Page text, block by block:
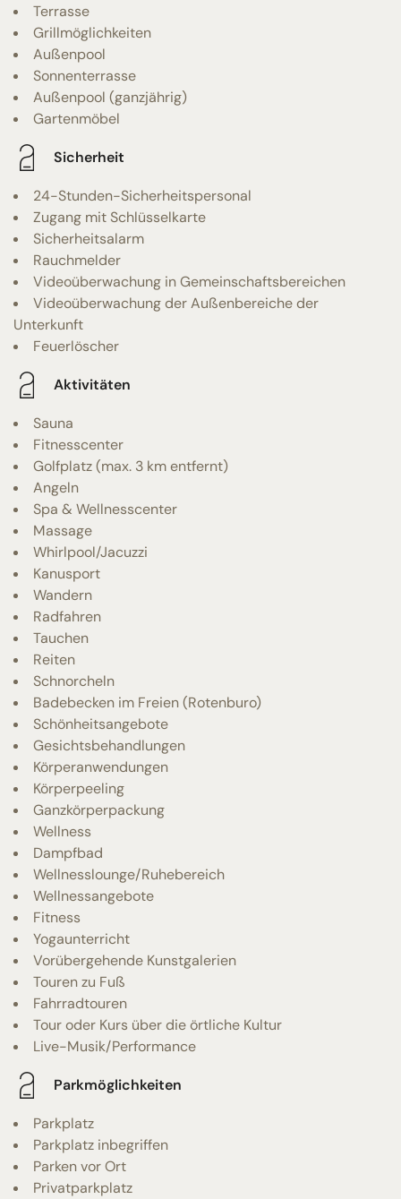
Terrasse
Grillmöglichkeiten
Außenpool
Sonnenterrasse
Außenpool (ganzjährig)
Gartenmöbel
Sicherheit
24-Stunden-Sicherheitspersonal
Zugang mit Schlüsselkarte
Sicherheitsalarm
Rauchmelder
Videoüberwachung in Gemeinschaftsbereichen
Videoüberwachung der Außenbereiche der
Unterkunft
Feuerlöscher
Aktivitäten
Sauna
Fitnesscenter
Golfplatz (max. 3 km entfernt)
Angeln
Spa & Wellnesscenter
Massage
Whirlpool/Jacuzzi
Kanusport
Wandern
Radfahren
Tauchen
Reiten
Schnorcheln
Badebecken im Freien (Rotenburo)
Schönheitsangebote
Gesichtsbehandlungen
Körperanwendungen
Körperpeeling
Ganzkörperpackung
Wellness
Dampfbad
Wellnesslounge/Ruhebereich
Wellnessangebote
Fitness
Yogaunterricht
Vorübergehende Kunstgalerien
Touren zu Fuß
Fahrradtouren
Tour oder Kurs über die örtliche Kultur
Live-Musik/Performance
Parkmöglichkeiten
Parkplatz
Parkplatz inbegriffen
Parken vor Ort
Privatparkplatz